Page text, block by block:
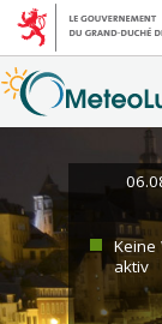
Keine
aktiv